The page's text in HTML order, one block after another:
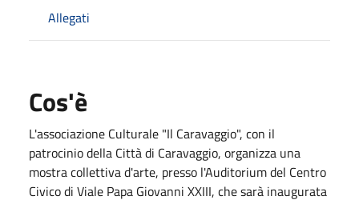
Allegati
Cos'è
L'associazione Culturale "Il Caravaggio", con il
patrocinio della Città di Caravaggio, organizza una
mostra collettiva d'arte, presso l'Auditorium del Centro
Civico di Viale Papa Giovanni XXIII, che sarà inaugurata